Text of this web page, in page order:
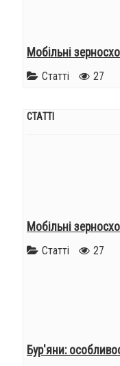
Мобільні
Статті 27
СТАТТІ
Мобільні
Статті 27
Бур'яни: